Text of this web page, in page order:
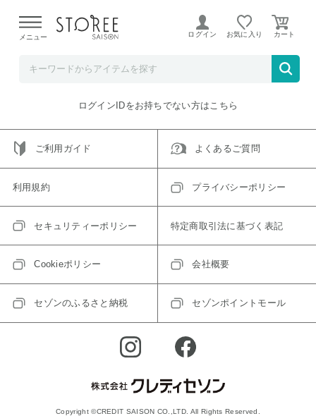
よる配送遅延が発生しております。
メニュー ログイン お気に入り
ご指定のアイテムは取り扱い終了、またはただいま取り扱い
トップへ戻る
ログインIDをお持ちでない方はこちら
ご利用ガイド よくあるご質問
利用規約 プライバシーポリシー
セキュリティーポリシー 特定商取引法に基づく表記
Cookieポリシー 会社概要
セゾンのふるさと納税 セゾンポイントモール
Copyright ©CREDIT SAISON CO.,LTD. All Rights Reserved.